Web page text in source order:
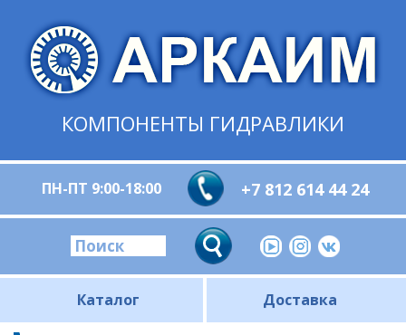
КОМПОНЕНТЫ ГИДРАВЛИКИ
ПН-ПТ 9:00-18:00 +7 812 614 44 24
Каталог Доставка